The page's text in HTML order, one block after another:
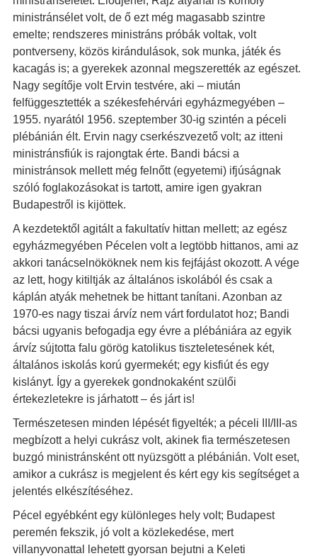
ministránsélet volt, de ő ezt még magasabb szintre
emelte; rendszeres ministráns próbák voltak, volt
pontverseny, közös kirándulások, sok munka, játék és
kacagás is; a gyerekek azonnal megszerették az egészet.
Nagy segítője volt Ervin testvére, aki – miután
felfüggesztették a székesfehérvári egyházmegyében –
1955. nyarától 1956. szeptember 30-ig szintén a péceli
plébánián élt. Ervin nagy cserkészvezető volt; az itteni
ministránsfiúk is rajongtak érte. Bandi bácsi a
ministránsok mellett még felnőtt (egyetemi) ifjúságnak
szóló foglakozásokat is tartott, amire igen gyakran
Budapestről is kijöttek.
A kezdetektől agitált a fakultatív hittan mellett; az egész
egyházmegyében Pécelen volt a legtöbb hittanos, ami az
akkori tanácselnököknek nem kis fejfájást okozott. A vége
az lett, hogy kitiltják az általános iskolából és csak a
káplán atyák mehetnek be hittant tanítani. Azonban az
1970-es nagy tiszai árvíz nem várt fordulatot hoz; Bandi
bácsi ugyanis befogadja egy évre a plébániára az egyik
árvíz sújtotta falu görög katolikus tiszteletesének két,
általános iskolás korú gyermekét; egy kisfiút és egy
kislányt. Így a gyerekek gondnokaként szülői
értekezletekre is járhatott – és járt is!
Természetesen minden lépését figyelték; a péceli III/III-as
megbízott a helyi cukrász volt, akinek fia természetesen
buzgó ministránsként ott nyüzsgött a plébánián. Volt eset,
amikor a cukrász is megjelent és kért egy kis segítséget a
jelentés elkészítéséhez.
Pécel egyébként egy különleges hely volt; Budapest
peremén fekszik, jó volt a közlekedése, mert
villanyvonattal lehetett gyorsan bejutni a Keleti